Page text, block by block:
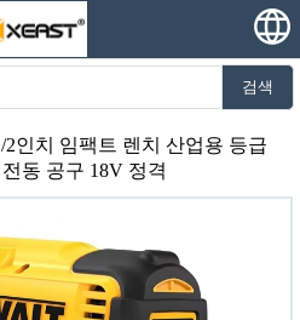
검색
인치 임팩트 렌치 산업용 등급
동 공구 18V 정격